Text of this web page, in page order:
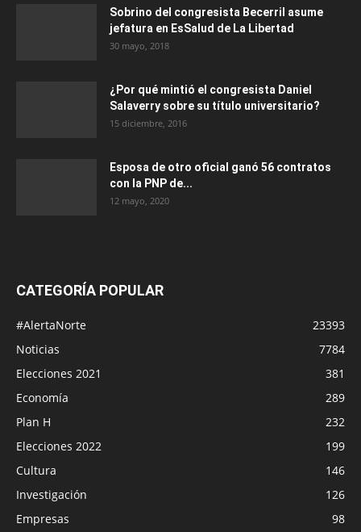
Sobrino del congresista Becerril asume
jefatura en EsSalud de La Libertad
30 mayo, 2018
¿Por qué mintió el congresista Daniel
Salaverry sobre su título universitario?
15 diciembre, 2016
Esposa de otro oficial ganó 56 contratos
con la PNP de...
12 mayo, 2020
CATEGORÍA POPULAR
#AlertaNorte
23393
Noticias
7784
Elecciones 2021
381
Economía
289
Plan H
232
Elecciones 2022
199
Cultura
146
Investigación
126
Empresas
98